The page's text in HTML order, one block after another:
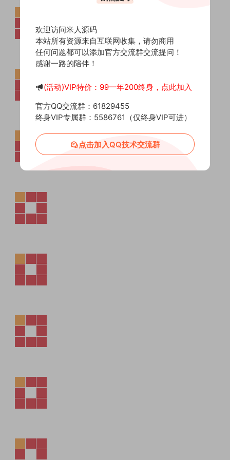
欢迎访问米人源码
本站所有资源来自互联网收集，请勿商用
任何问题都可以添加官方交流群交流提问！
感谢一路的陪伴！
(活动)VIP特价：99一年200终身，点此加入
官方QQ交流群：61829455
终身VIP专属群：5586761（仅终身VIP可进）
点击加入QQ技术交流群